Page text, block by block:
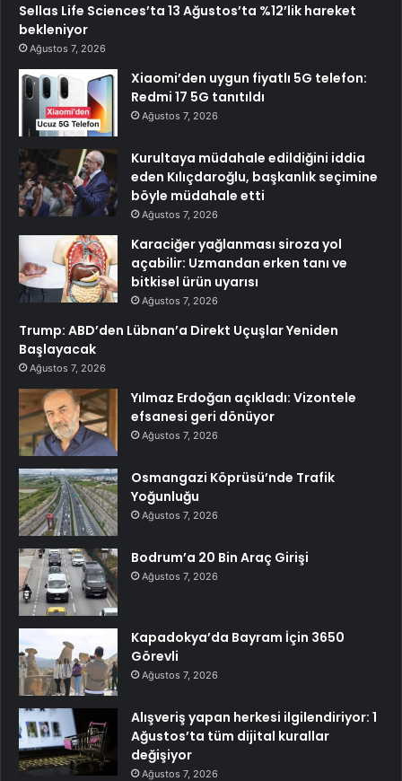
Sellas Life Sciences’ta 13 Ağustos’ta %12’lik hareket
bekleniyor
Ağustos 7, 2026
Xiaomi’den uygun fiyatlı 5G telefon:
Redmi 17 5G tanıtıldı
Ağustos 7, 2026
Kurultaya müdahale edildiğini iddia
eden Kılıçdaroğlu, başkanlık seçimine
böyle müdahale etti
Ağustos 7, 2026
Karaciğer yağlanması siroza yol
açabilir: Uzmandan erken tanı ve
bitkisel ürün uyarısı
Ağustos 7, 2026
Trump: ABD’den Lübnan’a Direkt Uçuşlar Yeniden
Başlayacak
Ağustos 7, 2026
Yılmaz Erdoğan açıkladı: Vizontele
efsanesi geri dönüyor
Ağustos 7, 2026
Osmangazi Köprüsü’nde Trafik
Yoğunluğu
Ağustos 7, 2026
Bodrum’a 20 Bin Araç Girişi
Ağustos 7, 2026
Kapadokya’da Bayram İçin 3650
Görevli
Ağustos 7, 2026
Alışveriş yapan herkesi ilgilendiriyor: 1
Ağustos’ta tüm dijital kurallar
değişiyor
Ağustos 7, 2026